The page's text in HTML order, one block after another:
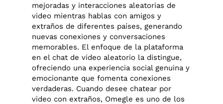
mejoradas y interacciones aleatorias de
video mientras hablas con amigos y
extraños de diferentes países, generando
nuevas conexiones y conversaciones
memorables. El enfoque de la plataforma
en el chat de video aleatorio la distingue,
ofreciendo una experiencia social genuina y
emocionante que fomenta conexiones
verdaderas. Cuando desee chatear por
video con extraños, Omegle es uno de los